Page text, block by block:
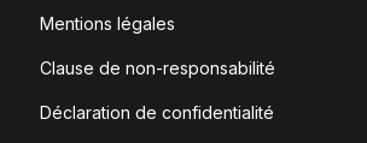
Mentions légales
Clause de non-responsabilité
Déclaration de confidentialité